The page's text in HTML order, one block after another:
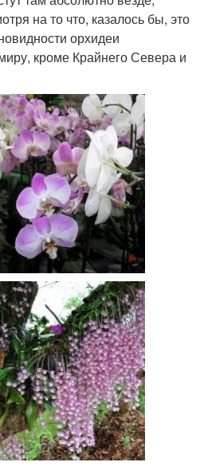
на то что, казалось бы, это
орхидеи
кроме Крайнего Севера и